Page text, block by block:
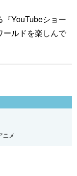
『YouTubeショー
ールドを楽しんで
ニメ